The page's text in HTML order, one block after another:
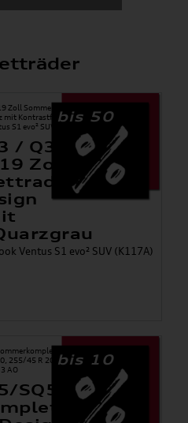
bis 50
/ Q3
Zoll
im 5-
Ventus S1 evo² SUV (K117A)
bis 10
SQ5 (FY) 20